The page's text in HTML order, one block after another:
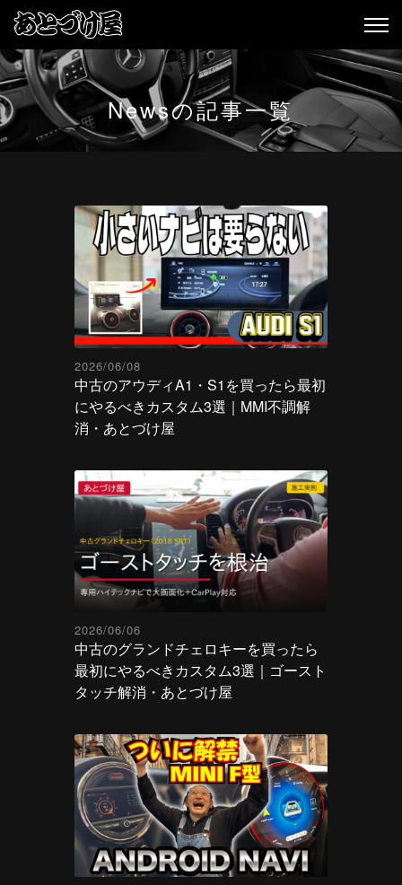
Newsの記事一覧
2026/06/08
中古のアウディA1・S1を買ったら最初
にやるべきカスタム3選｜MMI不調解
消・あとづけ屋
2026/06/06
中古のグランドチェロキーを買ったら
最初にやるべきカスタム3選｜ゴースト
タッチ解消・あとづけ屋